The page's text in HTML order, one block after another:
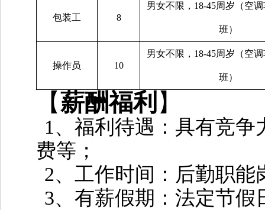
包装工 8
男女不限， 18-45周岁（空
班）
操作员 10
男女不限， 18-45周岁（空
班）
【薪酬福利 】
1、福利待遇：具有竞
费等；
2、工作时间：后勤职能
3、有薪假期：法定节